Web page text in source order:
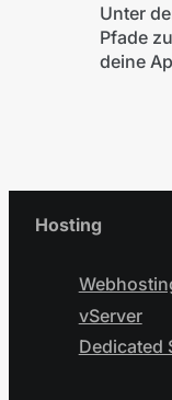
Unter
Pfade
deine
Hosting
vServer
Dedicated